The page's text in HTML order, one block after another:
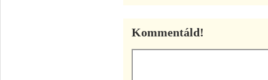
Kommentáld!